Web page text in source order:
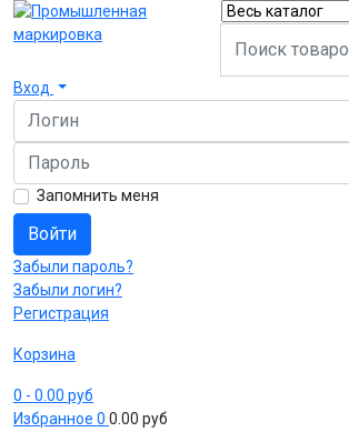
Вход
Логин
Пароль
Запомнить меня
Войти
Забыли пароль?
Забыли логин?
Регистрация
Корзина
0 - 0.00 руб
Избранное 0 0.00 руб